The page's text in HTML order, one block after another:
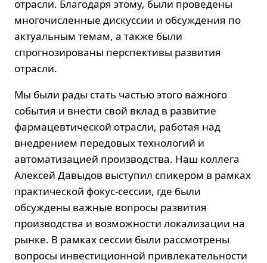
отрасли. Благодаря этому, были проведены
многочисленные дискуссии и обсуждения по
актуальным темам, а также были
спрогнозированы перспективы развития
отрасли.
Мы были рады стать частью этого важного
события и внести свой вклад в развитие
фармацевтической отрасли, работая над
внедрением передовых технологий и
автоматизацией производства. Наш коллега
Алексей Давыдов выступил спикером в рамках
практической фокус-сессии, где были
обсуждены важные вопросы развития
производства и возможности локализации на
рынке. В рамках сессии были рассмотрены
вопросы инвестиционной привлекательности